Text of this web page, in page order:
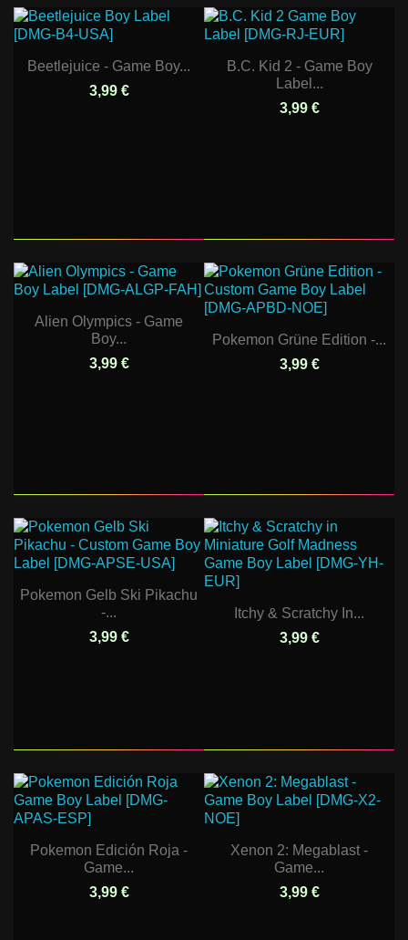
Beetlejuice - Game Boy...
3,99 €
B.C. Kid 2 - Game Boy
Label...
3,99 €
Alien Olympics - Game
Boy...
3,99 €
Pokemon Grüne Edition -...
3,99 €
Pokemon Gelb Ski Pikachu
-...
3,99 €
Itchy & Scratchy In...
3,99 €
Pokemon Edición Roja -
Game...
3,99 €
Xenon 2: Megablast -
Game...
3,99 €